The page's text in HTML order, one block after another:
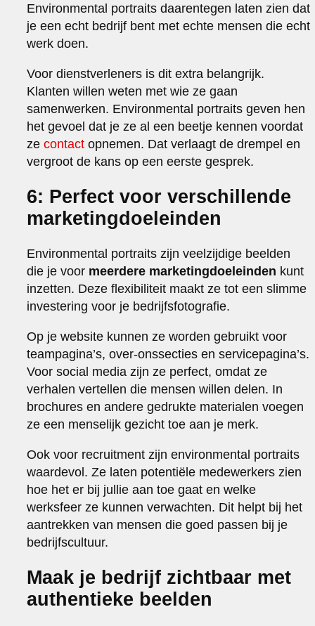
Environmental portraits daarentegen laten zien dat
je een echt bedrijf bent met echte mensen die echt
werk doen.
Voor dienstverleners is dit extra belangrijk.
Klanten willen weten met wie ze gaan
samenwerken. Environmental portraits geven hen
het gevoel dat je ze al een beetje kennen voordat
zecontact opnemen. Dat verlaagt de drempel en
vergroot de kans op een eerste gesprek.
6: Perfect voor verschillende
marketingdoeleinden
Environmental portraits zijn veelzijdige beelden
die je voor meerdere marketingdoeleinden kunt
inzetten. Deze flexibiliteit maakt ze tot een slimme
investering voor je bedrijfsfotografie.
Op je website kunnen ze worden gebruikt voor
teampagina’s, over-onssecties en servicepagina’s.
Voor social media zijn ze perfect, omdat ze
verhalen vertellen die mensen willen delen. In
brochures en andere gedrukte materialen voegen
ze een menselijk gezicht toe aan je merk.
Ook voor recruitment zijn environmental portraits
waardevol. Ze laten potentiële medewerkers zien
hoe het er bij jullie aan toe gaat en welke
werksfeer ze kunnen verwachten. Dit helpt bij het
aantrekken van mensen die goed passen bij je
bedrijfscultuur.
Maak je bedrijf zichtbaar met
authentieke beelden